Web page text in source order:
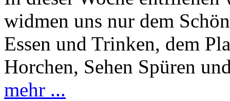
widmen uns nur dem
Essen und Trinken, dem
Horchen, Sehen Spüren
mehr ...